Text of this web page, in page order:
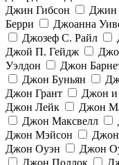
Джин Гибсон
Джин
Берри
Джоанна
Джозеф С. Райл
Джой П. Гейдж
Уэлдон
Джон
Джон Буньян
Джон Грант
Джон и
Джон Лейк
Джон
Джон Максвелл
Джон Мэйсон
Джон
Джон Оуэн
Джон